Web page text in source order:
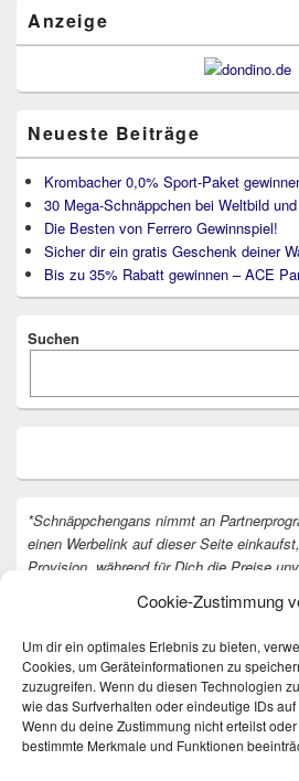
Cookie-Zustimmung
Um dir ein optimales Erlebnis zu bieten,
Cookies, um Geräteinformationen zu
zuzugreifen. Wenn du diesen Technologien
wie das Surfverhalten oder eindeutige IDs
Wenn du deine Zustimmung nicht erteilst
bestimmte Merkmale und Funktionen
Anzeige
Neueste Beiträge
Krombacher 0,0% Sport-Paket
30 Mega-Schnäppchen bei Weltbild
Die Besten von Ferrero Gewinnspiel!
Sicher dir ein gratis Geschenk deiner
Bis zu 35% Rabatt gewinnen – ACE
Suchen
*Schnäppchengans nimmt an
einen Werbelink auf dieser Seite
Provision, während für Dich die Preise
Vielen Dank dafür!